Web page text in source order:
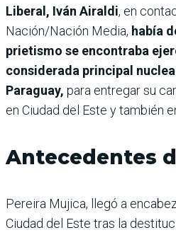
Liberal, Iván Airaldi, en
Nación/Nación Media, había
prietismo se encontraba
considerada principal
Paraguay, para entregar su
en Ciudad del Este y también
Antecedentes
Pereira Mujica, llegó a
Ciudad del Este tras la